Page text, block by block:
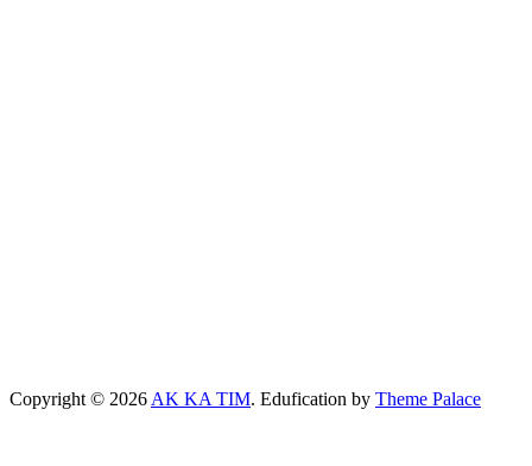
Copyright © 2026 AK KA TIM. Edufication by Theme Palace